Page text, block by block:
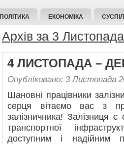
ПОЛІТИКА ЕКОНОМІКА
Архів за 3
4 ЛИСТОПАДА –
Опубліковано: 3 Листопада
Шановні працівники
серця вітаємо вас з
залізничника! Залізниця
транспортної
доступним і надійним